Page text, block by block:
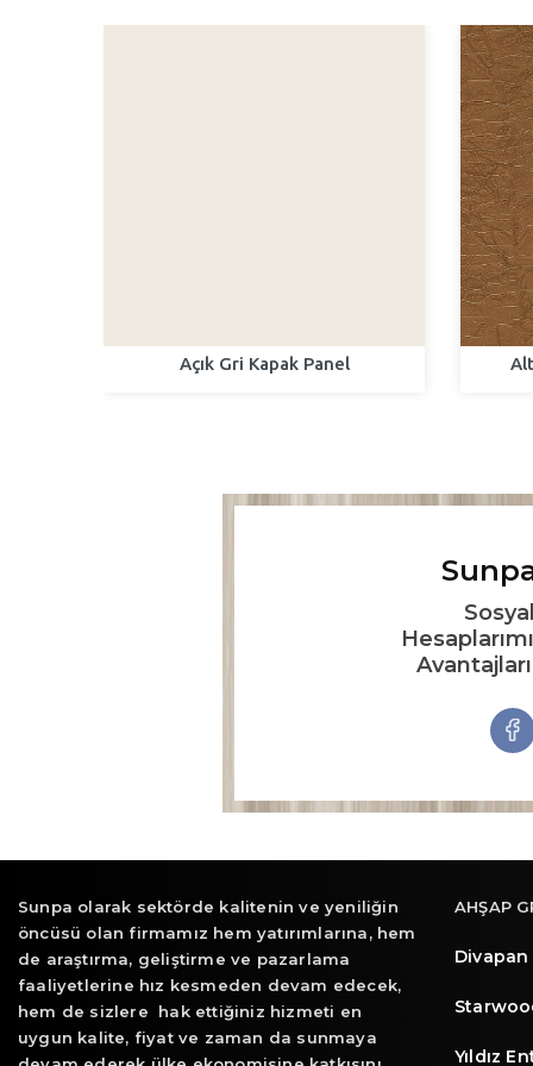
Açık Gri Kapak Panel
Sunpa olarak sektörde kalitenin ve yeniliğin
öncüsü olan firmamız hem yatırımlarına, hem
de araştırma, geliştirme ve pazarlama
faaliyetlerine hız kesmeden devam edecek,
hem de sizlere hak ettiğiniz hizmeti en
uygun kalite, fiyat ve zaman da sunmaya
AHŞAP
Divapan
Yıldız